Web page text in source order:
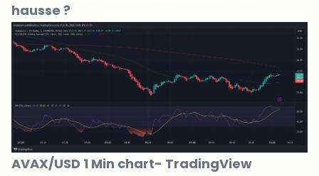
hausse ?
AVAX/USD 1 Min chart- TradingView